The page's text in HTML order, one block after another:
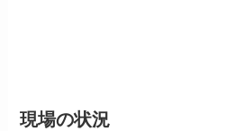
現場の状況